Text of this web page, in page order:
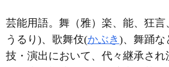
芸能用語。舞（雅）楽、能、狂言
うるり)、歌舞伎(かぶき )、舞踊な
技・演出において、代々継承さ